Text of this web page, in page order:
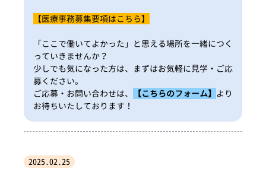
【医療事務募集要項はこちら】
「ここで働いてよかった」と思える場所を一緒につく
っていきませんか？
少しでも気になった方は、まずはお気軽に見学・ご応
募ください。
ご応募・お問い合わせは、
【こちらのフォーム】 より
お待ちいたしております！
2025.02.25